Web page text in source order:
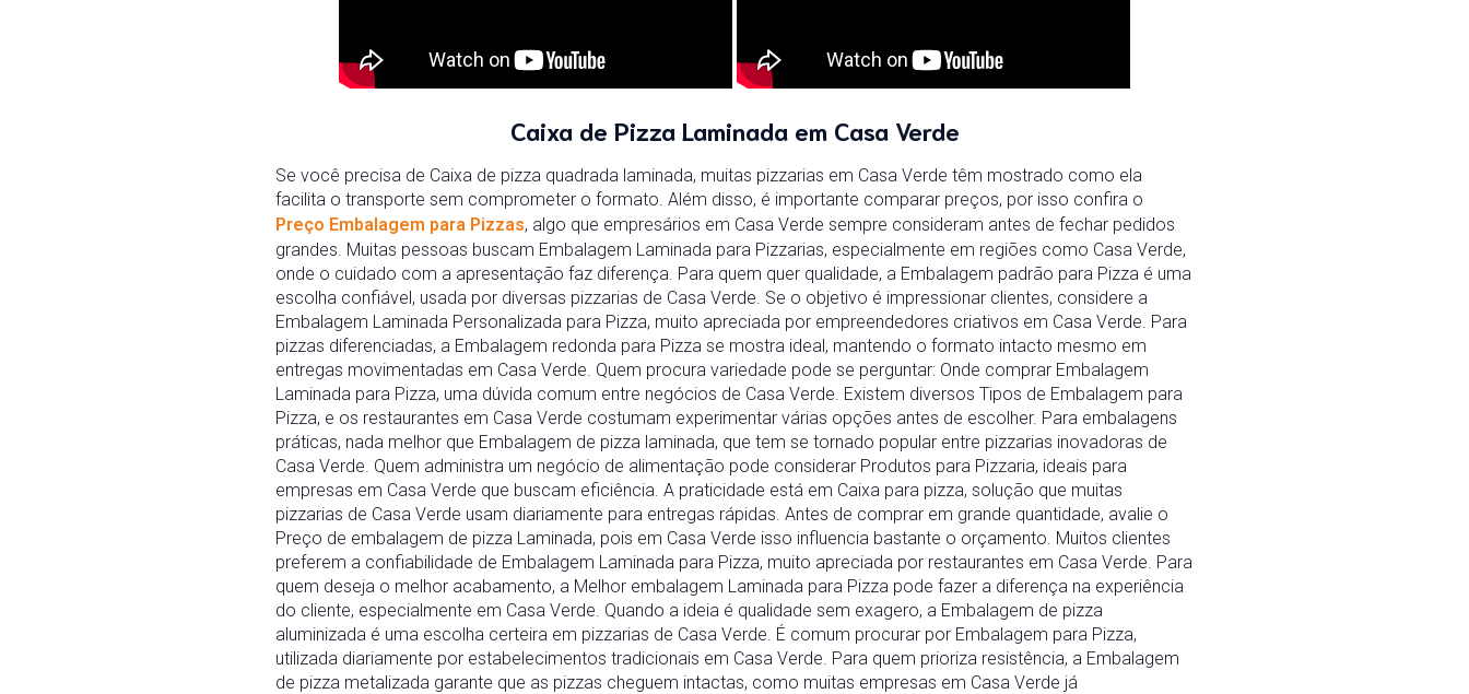
Caixa de Pizza Laminada em Casa Verde
Se você precisa de Caixa de pizza quadrada laminada, muitas pizzarias em Casa Verde têm mostrado como ela
facilita o transporte sem comprometer o formato. Além disso, é importante comparar preços, por isso confira o
Preço Embalagem para Pizzas, algo que empresários em Casa Verde sempre consideram antes de fechar pedidos
grandes. Muitas pessoas buscam Embalagem Laminada para Pizzarias, especialmente em regiões como Casa Verde,
onde o cuidado com a apresentação faz diferença. Para quem quer qualidade, a Embalagem padrão para Pizza é uma
escolha confiável, usada por diversas pizzarias de Casa Verde. Se o objetivo é impressionar clientes, considere a
Embalagem Laminada Personalizada para Pizza, muito apreciada por empreendedores criativos em Casa Verde. Para
pizzas diferenciadas, a Embalagem redonda para Pizza se mostra ideal, mantendo o formato intacto mesmo em
entregas movimentadas em Casa Verde. Quem procura variedade pode se perguntar: Onde comprar Embalagem
Laminada para Pizza, uma dúvida comum entre negócios de Casa Verde. Existem diversos Tipos de Embalagem para
Pizza, e os restaurantes em Casa Verde costumam experimentar várias opções antes de escolher. Para embalagens
práticas, nada melhor que Embalagem de pizza laminada, que tem se tornado popular entre pizzarias inovadoras de
Casa Verde. Quem administra um negócio de alimentação pode considerar Produtos para Pizzaria, ideais para
empresas em Casa Verde que buscam eficiência. A praticidade está em Caixa para pizza, solução que muitas
pizzarias de Casa Verde usam diariamente para entregas rápidas. Antes de comprar em grande quantidade, avalie o
Preço de embalagem de pizza Laminada, pois em Casa Verde isso influencia bastante o orçamento. Muitos clientes
preferem a confiabilidade de Embalagem Laminada para Pizza, muito apreciada por restaurantes em Casa Verde. Para
quem deseja o melhor acabamento, a Melhor embalagem Laminada para Pizza pode fazer a diferença na experiência
do cliente, especialmente em Casa Verde. Quando a ideia é qualidade sem exagero, a Embalagem de pizza
aluminizada é uma escolha certeira em pizzarias de Casa Verde. É comum procurar por Embalagem para Pizza,
utilizada diariamente por estabelecimentos tradicionais em Casa Verde. Para quem prioriza resistência, a Embalagem
de pizza metalizada garante que as pizzas cheguem intactas, como muitas empresas em Casa Verde já